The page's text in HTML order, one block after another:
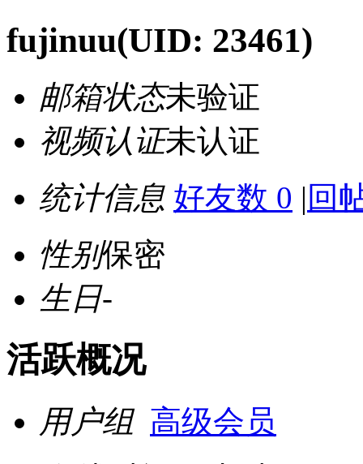
fujinuu(UID: 23461)
邮箱状态未验证
视频认证未认证
统计信息 好友数 0 | 回
性别保密
生日-
活跃概况
用户组 高级会员